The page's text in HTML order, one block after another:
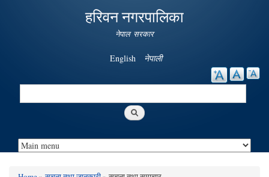
हरिवन नगरपालिका
नेपाल सरकार
English नेपाली
Search